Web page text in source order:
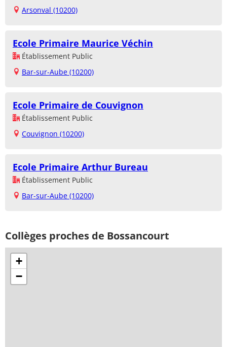
Arsonval (10200)
Ecole Primaire Maurice Véchin
Établissement Public
Bar-sur-Aube (10200)
Ecole Primaire de Couvignon
Établissement Public
Couvignon (10200)
Ecole Primaire Arthur Bureau
Établissement Public
Bar-sur-Aube (10200)
Collèges proches de Bossancourt
+
−